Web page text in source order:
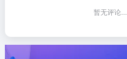
暂无评论...